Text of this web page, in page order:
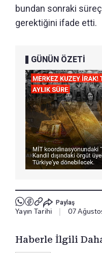
bundan sonraki
gerektiğini ifade etti.
GÜNÜN ÖZETİ
Paylaş
Yayın Tarihi 07
Haberle İlgili